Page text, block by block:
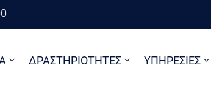
ΔΡΑΣΤΗΡΙΟΤΗΤΕΣ ΥΠΗΡΕΣΙΕΣ